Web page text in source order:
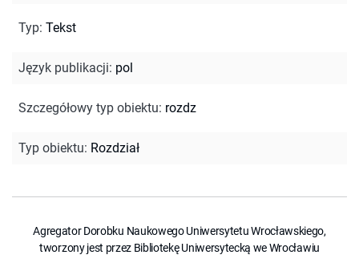
Typ: Tekst
Język publikacji: pol
Szczegółowy typ obiektu: rozdz
Typ obiektu: Rozdział
Agregator Dorobku Naukowego Uniwersytetu Wrocławskiego,
tworzony jest przez Bibliotekę Uniwersytecką we Wrocławiu